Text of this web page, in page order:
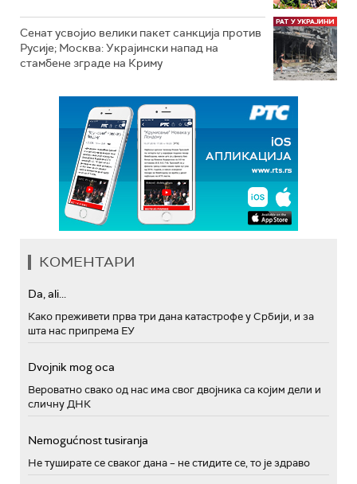
Сенат усвојио велики пакет санкција против
Русије; Москва: Украјински напад на
стамбене зграде на Криму
КОМЕНТАРИ
Da, ali...
Како преживети прва три дана катастрофе у Србији, и за
шта нас припрема ЕУ
Dvojnik mog oca
Вероватно свако од нас има свог двојника са којим дели и
сличну ДНК
Nemogućnost tusiranja
Не туширате се сваког дана – не стидите се, то је здраво